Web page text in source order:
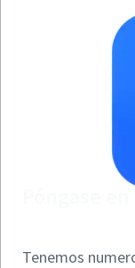
Póngase
Tenemos